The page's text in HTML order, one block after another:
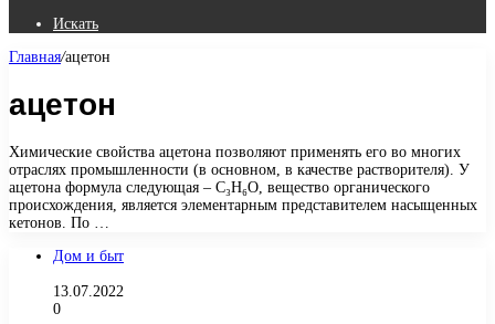
Искать
Главная/ацетон
ацетон
Химические свойства ацетона позволяют применять его во многих
отраслях промышленности (в основном, в качестве растворителя). У
ацетона формула следующая – C₃H₆O, вещество органического
происхождения, является элементарным представителем насыщенных
кетонов. По …
Дом и быт
13.07.2022
0